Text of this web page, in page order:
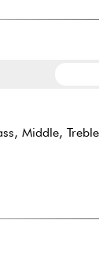
Middle,